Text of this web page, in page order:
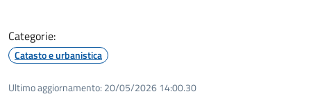
Categorie:
Catasto e urbanistica
Ultimo aggiornamento: 20/05/2026 14:00.30